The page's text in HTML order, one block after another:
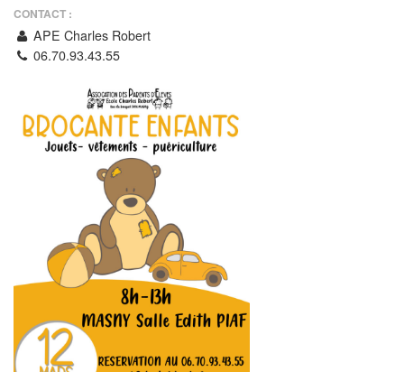
CONTACT :
APE Charles Robert
06.70.93.43.55